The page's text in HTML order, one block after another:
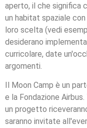
aperto, il che significa
un habitat spaziale
loro scelta (vedi
desiderano
curricolare, date
argomenti.
Il Moon Camp è un
e la Fondazione
un progetto
saranno invitate